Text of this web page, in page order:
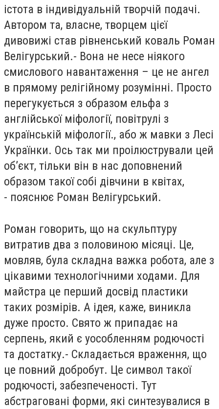
істота в індивідуальній творчій подачі.
Автором та, власне, творцем цієї
дивовижі став рівненський коваль Роман
Велігурський.- Вона не несе ніякого
смислового навантаження – це не ангел
в прямому релігійному розумінні. Просто
перегукується з образом ельфа з
англійської міфології, повітрулі з
українській міфології., або ж мавки з Лесі
Українки. Ось так ми проілюстрували цей
об’єкт, тільки він в нас доповнений
образом такої собі дівчини в квітах,
- пояснює Роман Велігурський.
Роман говорить, що на скульптуру
витратив два з половиною місяці. Це,
мовляв, була складна важка робота, але з
цікавими технологічними ходами. Для
майстра це перший досвід пластики
таких розмірів. А ідея, каже, виникла
дуже просто. Свято ж припадає на
серпень, який є уособленням родючості
та достатку.- Складається враження, що
це повний добробут. Це символ такої
родючості, забезпеченості. Тут
абстраговані форми, які синтезувалися в